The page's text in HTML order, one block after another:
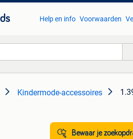
Help en info Voorwaarden
Kindermode-accessoires
Bewaar je